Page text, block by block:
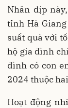
Nhân dịp
tỉnh Hà
suất quà với
hộ gia đình
đình có con
2024 thuộc
Hoạt động